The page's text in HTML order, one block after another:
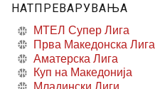
НАТПРЕВАРУВАЊА
МТЕЛ Супер Лига
Прва Македонска Лига
Аматерска Лига
Куп на Македонија
Младински Лиги